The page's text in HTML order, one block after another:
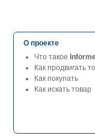
О проекте
Что такое
Как продвигать
Как покупать
Как искать товар